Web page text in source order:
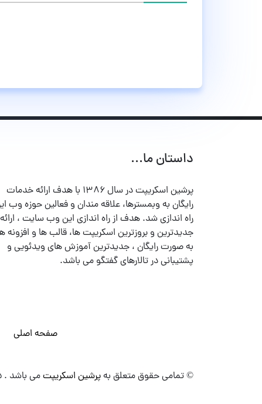
داستان ما...
پرشین اسکریپت در سال ۱۳۸۶ با هدف ارائه خدمات
رایگان به وبمسترها، علاقه مندان و فعالین حوزه وب
راه اندازی شد. هدف از راه اندازی این وب سایت ، ارائه
جدیدترین و بروزترین اسکریپت ها، قالب ها و افزونه
به صورت رایگان ، جدیدترین آموزش های ویدئویی و
پشتیبانی در تالارهای گفتگو می باشد.
صفحه اصلی
© تمامی حقوق متعلق بهپرشین اسکریپتمی باشد . ۱۳۸۵ - ۱۴۰۰